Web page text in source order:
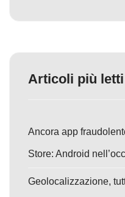
Articoli più letti
Ancora app
Store: Android
Geolocalizzazione,